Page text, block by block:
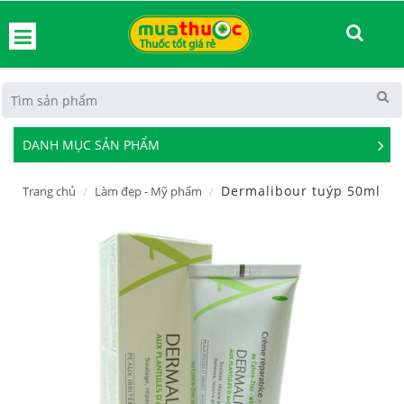
DANH MỤC SẢN PHẨM
See
Trang chủ Làm đẹp - Mỹ phẩm Dermalibour tuýp 50ml